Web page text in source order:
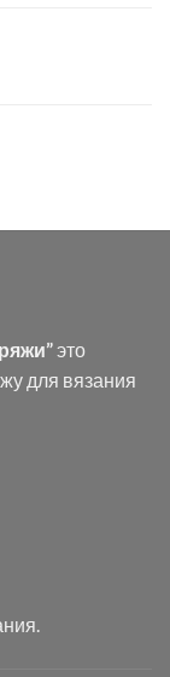
это
для вязания